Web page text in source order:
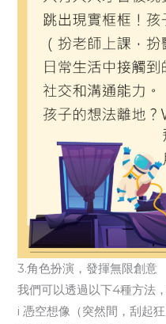
3.角色扮演，發揮無限創意
我們可以透過以下4種方法
i 憑空想像（突然間，刮起狂